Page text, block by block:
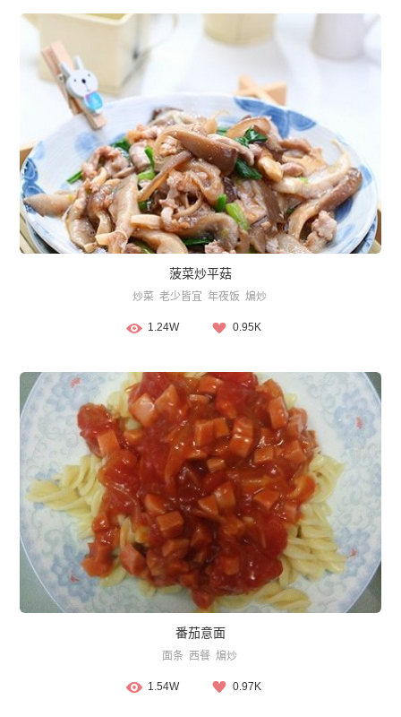
菠菜炒平菇
炒菜 老少皆宜 年夜饭 煸炒
1.24W 0.95K
番茄意面
面条 西餐 煸炒
1.54W 0.97K